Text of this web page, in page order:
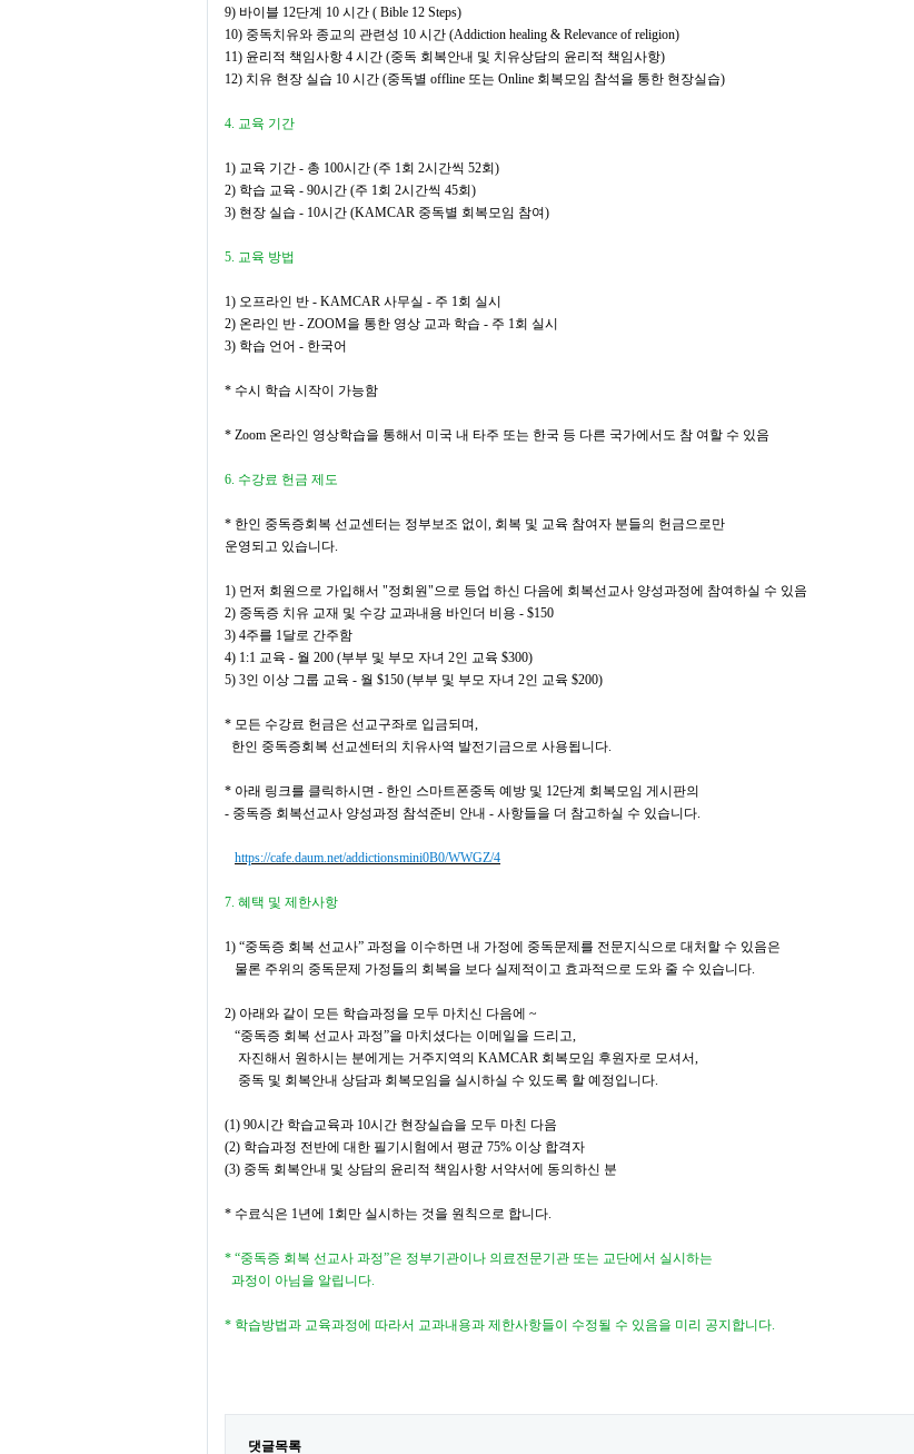
9) 바이블 12단계 10 시간 ( Bible 12 Steps)
10) 중독치유와 종교의 관련성 10 시간 (Addiction healing & Relevance of religion)
11) 윤리적 책임사항 4 시간 (중독 회복안내 및 치유상담의 윤리적 책임사항)
12) 치유 현장 실습 10 시간 (중독별 offline 또는 Online 회복모임 참석을 통한 현장실습)
4. 교육 기간
1) 교육 기간 - 총 100시간 (주 1회 2시간씩 52회 )
2) 학습 교육 - 90시간 (주 1회 2시간씩 45회 )
3) 현장 실습 - 10시간 (KAMCAR 중독별 회복모임 참여)
5. 교육 방법
1) 오프라인 반 - KAMCAR 사무실 - 주 1회 실시
2) 온라인 반 - ZOOM을 통한 영상 교과 학습 - 주 1회 실시
3) 학습 언어 - 한국어
* 수시 학습 시작이 가능함
* Zoom 온라인 영상학습을 통해서 미국 내 타주 또는 한국 등 다른 국가에서도 참 여할 수 있음
6. 수강료 헌금 제도
* 한인 중독증회복 선교센터는 정부보조 없이 , 회복 및 교육 참여자 분들의 헌금으로만
운영되고 있습니다.
1) 먼저 회원으로 가입해서 "정회원"으로 등업 하신 다음에 회복선교사 양성과정에 참여하실 수 있음
2) 중독증 치유 교재 및 수강 교과내용 바인더 비용 - $150
3) 4주를 1달로 간주함
4) 1:1 교육 - 월 200 (부부 및 부모 자녀 2인 교육 $300)
5) 3인 이상 그룹 교육 - 월 $150 (부부 및 부모 자녀 2인 교육 $200)
* 모든 수강료 헌금은 선교구좌로 입금되며,
한인 중독증회복 선교센터의 치유사역 발전기금으로 사용됩니다.
* 아래 링크를 클릭하시면 - 한인 스마트폰중독 예방 및 12단계 회복모임 게시판의
- 중독증 회복선교사 양성과정 참석준비 안내 - 사항들을 더 참고하실 수 있습니다.
https://cafe.daum.net/addictionsmini0B0/WWGZ/4
7. 혜택 및 제한사항
1) “중독증 회복 선교사” 과정을 이수하면 내 가정에 중독문제를 전문지식으로 대처할 수 있음은
물론 주위의 중독문제 가정들의 회복을 보다 실제적이고 효과적으로 도와 줄 수 있습니다.
2) 아래와 같이 모든 학습과정을 모두 마치신 다음에 ~
“중독증 회복 선교사 과정”을 마치셨다는 이메일을 드리고,
자진해서 원하시는 분에게는 거주지역의 KAMCAR 회복모임 후원자로 모셔서,
중독 및 회복안내 상담과 회복모임을 실시하실 수 있도록 할 예정입니다.
(1) 90시간 학습교육과 10시간 현장실습을 모두 마친 다음
(2) 학습과정 전반에 대한 필기시험에서 평균 75% 이상 합격자
(3) 중독 회복안내 및 상담의 윤리적 책임사항 서약서에 동의하신 분
* 수료식은 1년에 1회만 실시하는 것을 원칙으로 합니다.
* “중독증 회복 선교사 과정”은 정부기관이나 의료전문기관 또는 교단에서 실시하는
과정이 아님을 알립니다.
* 학습방법과 교육과정에 따라서 교과내용과 제한사항들이 수정될 수 있음을 미리 공지합니다.
댓글목록